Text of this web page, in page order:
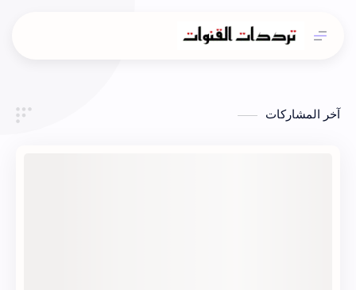
آخر المشاركات